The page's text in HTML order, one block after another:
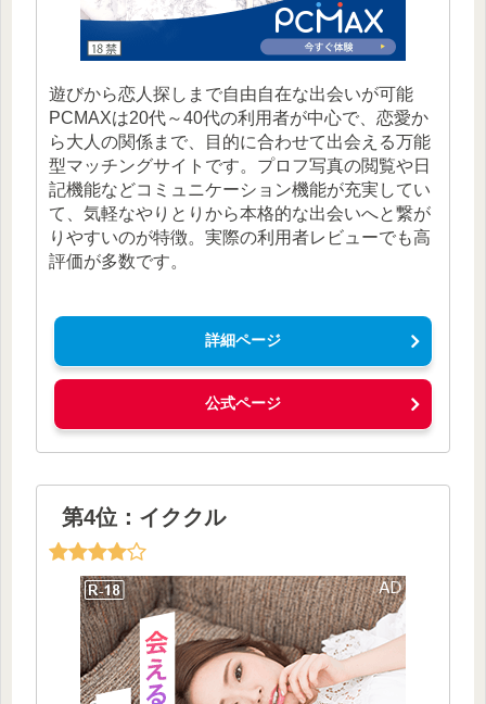
遊びから恋人探しまで自由自在な出会いが可能
PCMAXは20代～40代の利用者が中心で、恋愛か
ら大人の関係まで、目的に合わせて出会える万能
型マッチングサイトです。プロフ写真の閲覧や日
記機能などコミュニケーション機能が充実してい
て、気軽なやりとりから本格的な出会いへと繋が
りやすいのが特徴。実際の利用者レビューでも高
評価が多数です。
詳細ページ
公式ページ
第4位：イククル